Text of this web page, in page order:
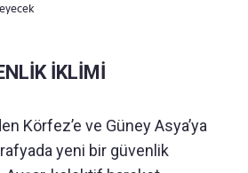
İKLİMİ
Körfez’e ve Güney Asya’ya
yeni bir güvenlik